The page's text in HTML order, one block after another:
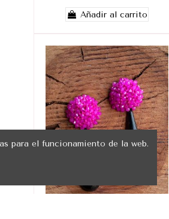
Añadir al carrito
para el funcionamiento de la web.